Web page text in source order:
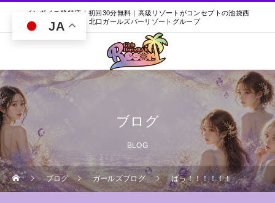
インボイス登録店｜初回30分無料｜高級リゾートがコンセプトの池袋西
口・北口ガールズバーリゾートグループ
ブログ
BLOG
ブログ ガールズブログ ばっ！！！！！！
JA